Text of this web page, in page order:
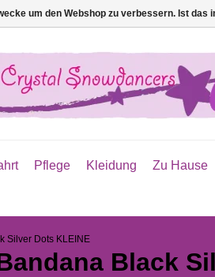
Pflege Kleidung Zu Hause
Silver Dots KLEINE
Black
um den Webshop zu verbessern. Ist das